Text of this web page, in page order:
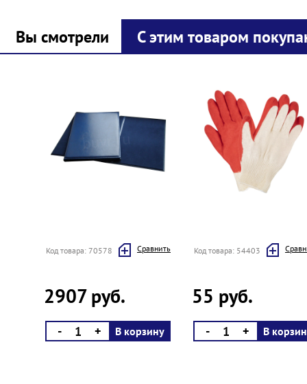
Вы смотрели С этим товаром
Код товара: 70578 Cравнить
2907 руб.
- + В корзину
Код товара: 54403
55 руб.
- + В